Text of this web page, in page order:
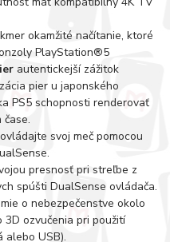
okamžité načítanie, ktoré
PlayStation®5
autentickejší zážitok
pier u japonského
PS5 schopnosti renderovať
svoj meč pomocou
presnosť pri streľbe z
spúšti DualSense ovládača.
o nebezpečenstve okolo
ozvučenia pri použití
alebo USB).